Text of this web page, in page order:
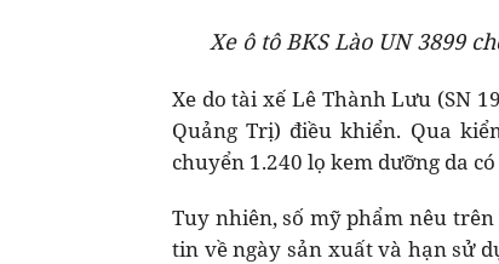
Xe ô tô BKS Lào UN 3899
Xe do tài xế Lê Thành Lưu (SN
Quảng Trị) điều khiển. Qua
chuyển 1.240 lọ kem dưỡng da
Tuy nhiên, số mỹ phẩm nêu
tin về ngày sản xuất và hạn sử